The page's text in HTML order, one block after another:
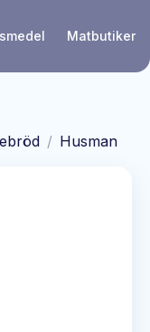
Matbutiker
/ Husman